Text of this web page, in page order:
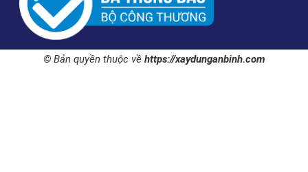
© Bản quyền thuộc về https://xaydunganbinh.com